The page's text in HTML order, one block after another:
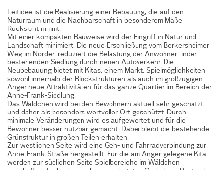
Leitidee ist die Realisierung einer Bebauung, die auf den
Naturraum und die Nachbarschaft in besonderem Maße
Rücksicht nimmt.
Mit einer kompakten Bauweise wird der Eingriff in Natur und
Landschaft minimiert. Die neue Erschließung vom Berkersheimer
Weg im Norden reduziert die Belastung der Anwohner inder
bestehenden Siedlung durch neuen Autoverkehr. Die
Neubebauung bietet mit Kitas, einem Markt, Spielmöglichkeiten
sowohl innerhalb der Blockstrukturen als auch im großzügigen
Anger neue Attraktivitäten für das ganze Quartier im Bereich der
Anne-Frank-Siedlung.
Das Wäldchen wird bei den Bewohnern aktuell sehr geschätzt
und daher als besonders wertvoller Ort geschützt. Durch
minimale Veränderungen wird es aufgewertet und für die
Bewohner besser nutzbar gemacht. Dabei bleibt die bestehende
Grünstruktur in großen Teilen erhalten.
Zur westlichen Seite wird eine Geh- und Fahrradverbindung zur
Anne-Frank-Straße hergestellt. Für die am Anger gelegene Kita
werden zur südlichen Seite Spielbereiche im Wäldchen